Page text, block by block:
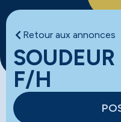
Retour aux annonces
SOUDEUR
F/H